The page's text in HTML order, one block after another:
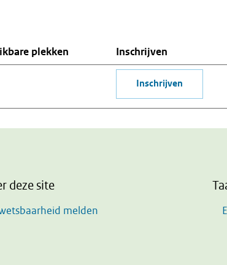
plekken Inschrijven
Inschrijven
deze site
melden